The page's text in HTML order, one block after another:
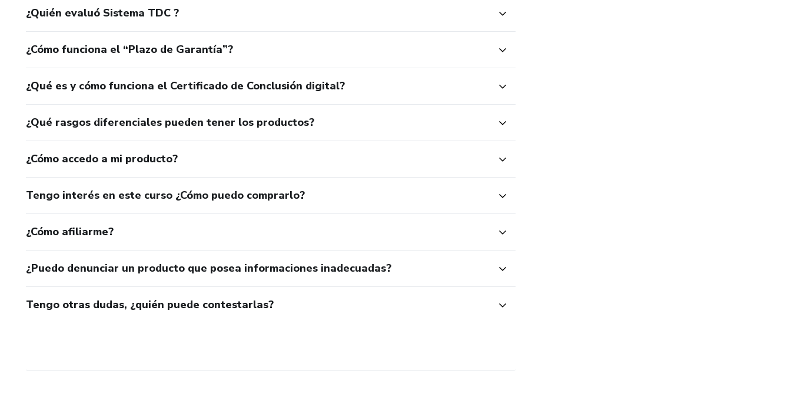
¿Quién evaluó Sistema TDC ?
¿Cómo funciona el “Plazo de Garantía”?
¿Qué es y cómo funciona el Certificado de Conclusión digital?
¿Qué rasgos diferenciales pueden tener los productos?
¿Cómo accedo a mi producto?
Tengo interés en este curso ¿Cómo puedo comprarlo?
¿Cómo afiliarme?
¿Puedo denunciar un producto que posea informaciones inadecuadas?
Tengo otras dudas, ¿quién puede contestarlas?